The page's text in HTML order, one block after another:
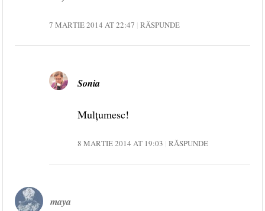
7 MARTIE 2014 AT 22:47 RĂSPUNDE
Sonia
Mulțumesc!
8 MARTIE 2014 AT 19:03 RĂSPUNDE
maya